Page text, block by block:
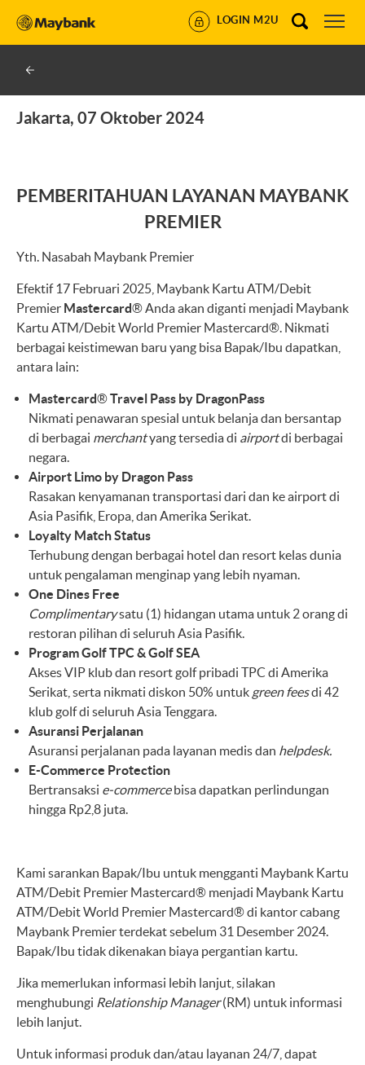
LOGIN M2U
Jakarta, 07 Oktober 2024
PEMBERITAHUAN LAYANAN MAYBANK
PREMIER
Yth. Nasabah Maybank Premier
Efektif 17 Februari 2025, Maybank Kartu ATM/Debit
Premier Mastercard® Anda akan diganti menjadi Maybank
Kartu ATM/Debit World Premier Mastercard®. Nikmati
berbagai keistimewan baru yang bisa Bapak/Ibu dapatkan,
antara lain:
Mastercard®Travel Pass by DragonPass
Nikmati penawaran spesial untuk belanja dan bersantap
di berbagai merchantyang tersedia di airportdi berbagai
negara.
Airport Limo by Dragon Pass
Rasakan kenyamanan transportasi dari dan ke airport di
Asia Pasifik, Eropa, dan Amerika Serikat.
Loyalty Match Status
Terhubung dengan berbagai hotel dan resort kelas dunia
untuk pengalaman menginap yang lebih nyaman.
One Dines Free
Complimentarysatu (1) hidangan utama untuk 2 orang di
restoran pilihan di seluruh Asia Pasifik.
Program Golf TPC & Golf SEA
Akses VIP klub dan resort golf pribadi TPC di Amerika
Serikat, serta nikmati diskon 50% untuk green feesdi 42
klub golf di seluruh Asia Tenggara.
Asuransi Perjalanan
Asuransi perjalanan pada layanan medis dan helpdesk.
E-Commerce Protection
Bertransaksi e-commercebisa dapatkan perlindungan
hingga Rp2,8 juta.
Kami sarankan Bapak/Ibu untuk mengganti Maybank Kartu
ATM/Debit Premier Mastercard® menjadi Maybank Kartu
ATM/Debit World Premier Mastercard® di kantor cabang
Maybank Premier terdekat sebelum 31 Desember 2024.
Bapak/Ibu tidak dikenakan biaya pergantian kartu.
Jika memerlukan informasi lebih lanjut, silakan
menghubungi Relationship Manager(RM) untuk informasi
lebih lanjut.
Untuk informasi produk dan/atau layanan 24/7, dapat